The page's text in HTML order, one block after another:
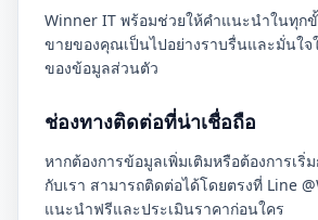
Winner IT พร้อมช่วยให้คำแนะนำในทุก
ขายของคุณเป็นไปอย่างราบรื่นและมั่นใ
ของข้อมูลส่วนตัว
ช่องทางติดต่อที่น่าเชื่อถือ
หากต้องการข้อมูลเพิ่มเติมหรือต้องการเริ่
กับเรา สามารถติดต่อได้โดยตรงที่ Line
แนะนำฟรีและประเมินราคาก่อนใคร